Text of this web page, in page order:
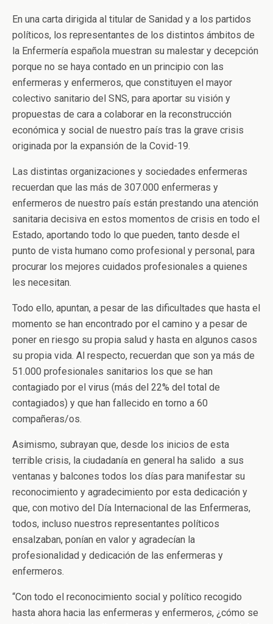
En una carta dirigida al titular de Sanidad y a los partidos
políticos, los representantes de los distintos ámbitos de
la Enfermería española muestran su malestar y decepción
porque no se haya contado en un principio con las
enfermeras y enfermeros, que constituyen el mayor
colectivo sanitario del SNS, para aportar su visión y
propuestas de cara a colaborar en la reconstrucción
económica y social de nuestro país tras la grave crisis
originada por la expansión de la Covid-19.
Las distintas organizaciones y sociedades enfermeras
recuerdan que las más de 307.000 enfermeras y
enfermeros de nuestro país están prestando una atención
sanitaria decisiva en estos momentos de crisis en todo el
Estado, aportando todo lo que pueden, tanto desde el
punto de vista humano como profesional y personal, para
procurar los mejores cuidados profesionales a quienes
les necesitan.
Todo ello, apuntan, a pesar de las dificultades que hasta el
momento se han encontrado por el camino y a pesar de
poner en riesgo su propia salud y hasta en algunos casos
su propia vida. Al respecto, recuerdan que son ya más de
51.000 profesionales sanitarios los que se han
contagiado por el virus (más del 22% del total de
contagiados) y que han fallecido en torno a 60
compañeras/os.
Asimismo, subrayan que, desde los inicios de esta
terrible crisis, la ciudadanía en general ha salido a sus
ventanas y balcones todos los días para manifestar su
reconocimiento y agradecimiento por esta dedicación y
que, con motivo del Día Internacional de las Enfermeras,
todos, incluso nuestros representantes políticos
ensalzaban, ponían en valor y agradecían la
profesionalidad y dedicación de las enfermeras y
enfermeros.
“Con todo el reconocimiento social y político recogido
hasta ahora hacia las enfermeras y enfermeros, ¿cómo se